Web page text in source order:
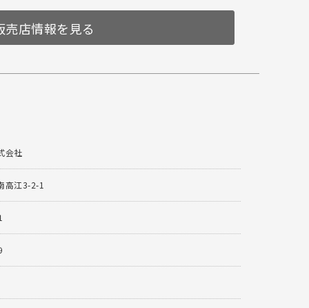
売店情報を見る
会社
高江3-2-1